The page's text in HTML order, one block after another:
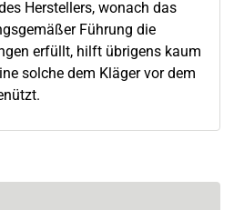
Herstellers, wonach das
Führung die
erfüllt, hilft übrigens kaum
solche dem Kläger vor dem